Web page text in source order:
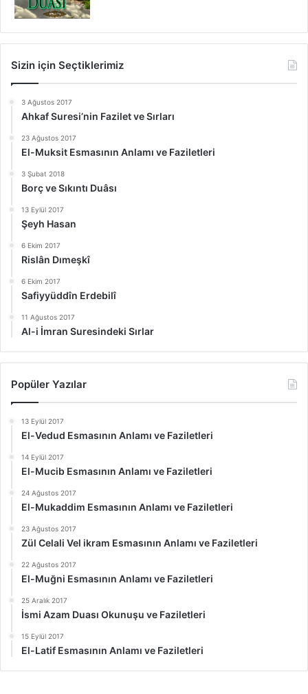
Sizin için Seçtiklerimiz
3 Ağustos 2017
Ahkaf Suresi’nin Fazilet ve Sırları
23 Ağustos 2017
El-Muksit Esmasının Anlamı ve Faziletleri
3 Şubat 2018
Borç ve Sıkıntı Duâsı
13 Eylül 2017
Şeyh Hasan
6 Ekim 2017
Rislân Dımeşkî
6 Ekim 2017
Safiyyüddîn Erdebilî
11 Ağustos 2017
Al-i İmran Suresindeki Sırlar
Popüler Yazılar
13 Eylül 2017
El-Vedud Esmasının Anlamı ve Faziletleri
14 Eylül 2017
El-Mucib Esmasının Anlamı ve Faziletleri
24 Ağustos 2017
El-Mukaddim Esmasının Anlamı ve Faziletleri
23 Ağustos 2017
Zül Celali Vel ikram Esmasının Anlamı ve Faziletleri
22 Ağustos 2017
El-Muğni Esmasının Anlamı ve Faziletleri
25 Aralık 2017
İsmi Azam Duası Okunuşu ve Faziletleri
15 Eylül 2017
El-Latif Esmasının Anlamı ve Faziletleri